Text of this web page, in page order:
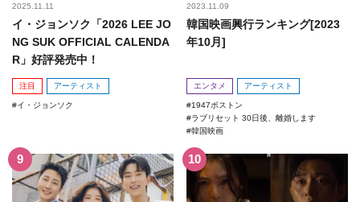
2025.11.11
イ・ジョンソク「2026 LEE JO
NG SUK OFFICIAL CALENDA
R」好評発売中！
注目 アーティスト
イ・ジョンソク
2023.11.09
韓国映画興行ランキング[2023
年10月]
エンタメ アーティスト
1947ボストン
ラブリセット 30日後、離婚します
韓国映画